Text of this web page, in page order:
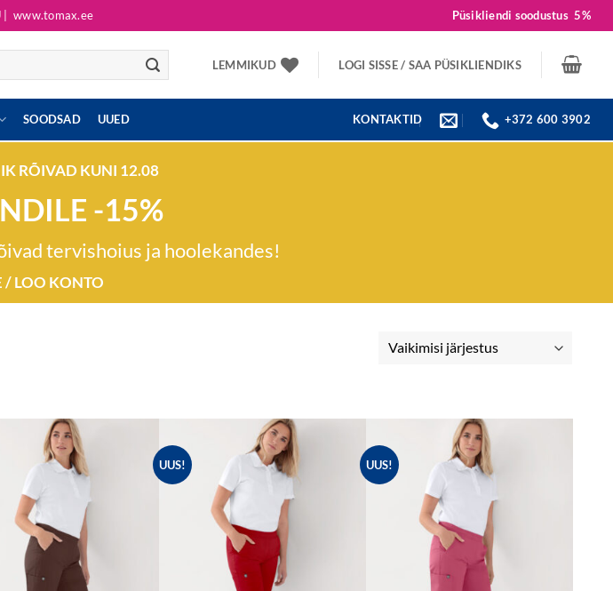
www.tomax.ee Püsikliendi soodustus5%
LEMMIKUD LOGI SISSE / SAA PÜSIKLIENDIKS
SOODSAD UUED KONTAKTID +372 600 3902
RÕIVAD KUNI 12.08
-15%
tervishoius ja hoolekandes!
/ LOO KONTO
UUS! UUS!